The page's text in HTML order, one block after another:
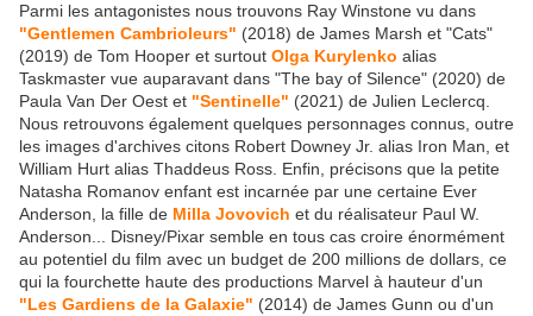
Parmi les antagonistes nous trouvons Ray Winstone vu dans
"Gentlemen Cambrioleurs" (2018) de James Marsh et "Cats"
(2019) de Tom Hooper et surtout Olga Kurylenko alias
Taskmaster vue auparavant dans "The bay of Silence" (2020) de
Paula Van Der Oest et "Sentinelle" (2021) de Julien Leclercq.
Nous retrouvons également quelques personnages connus, outre
les images d'archives citons Robert Downey Jr. alias Iron Man, et
William Hurt alias Thaddeus Ross. Enfin, précisons que la petite
Natasha Romanov enfant est incarnée par une certaine Ever
Anderson, la fille de Milla Jovovich et du réalisateur Paul W.
Anderson... Disney/Pixar semble en tous cas croire énormément
au potentiel du film avec un budget de 200 millions de dollars, ce
qui la fourchette haute des productions Marvel à hauteur d'un
"Les Gardiens de la Galaxie" (2014) de James Gunn ou d'un